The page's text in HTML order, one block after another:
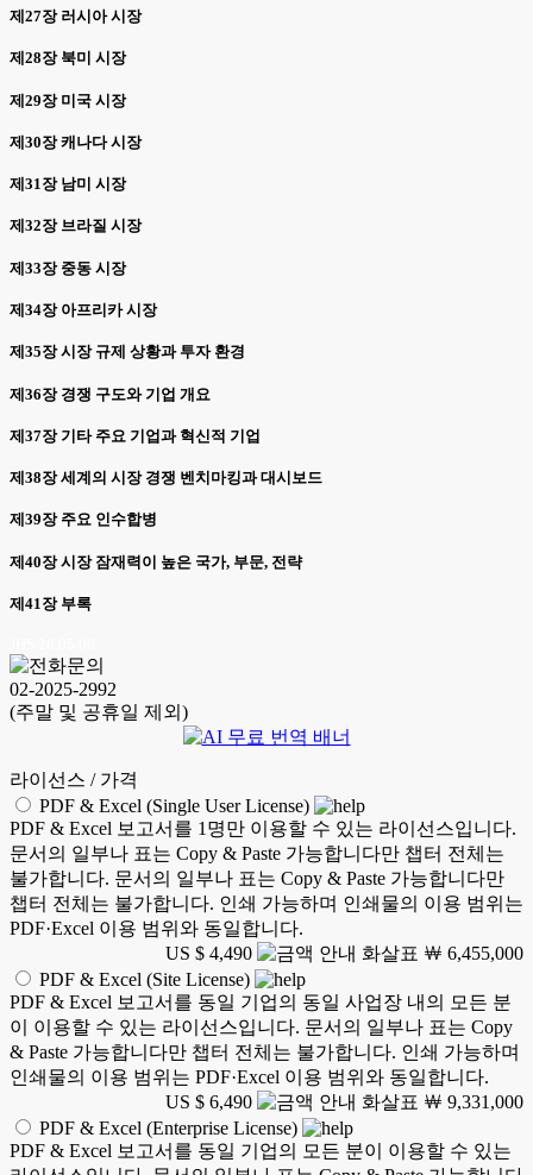
제27장 러시아 시장
제28장 북미 시장
제29장 미국 시장
제30장 캐나다 시장
제31장 남미 시장
제32장 브라질 시장
제33장 중동 시장
제34장 아프리카 시장
제35장 시장 규제 상황과 투자 환경
제36장 경쟁 구도와 기업 개요
제37장 기타 주요 기업과 혁신적 기업
제38장 세계의 시장 경쟁 벤치마킹과 대시보드
제39장 주요 인수합병
제40장 시장 잠재력이 높은 국가, 부문, 전략
제41장 부록
02-2025-2992
(주말 및 공휴일 제외)
라이선스 / 가격
PDF & Excel (Single User License)
PDF & Excel 보고서를 1명만 이용할 수 있는 라이선스입니다.
문서의 일부나 표는 Copy & Paste 가능합니다만 챕터 전체는
불가합니다. 문서의 일부나 표는 Copy & Paste 가능합니다만
챕터 전체는 불가합니다. 인쇄 가능하며 인쇄물의 이용 범위는
PDF·Excel 이용 범위와 동일합니다.
US $ 4,490
￦ 6,455,000
PDF & Excel (Site License)
PDF & Excel 보고서를 동일 기업의 동일 사업장 내의 모든 분
이 이용할 수 있는 라이선스입니다. 문서의 일부나 표는 Copy
& Paste 가능합니다만 챕터 전체는 불가합니다. 인쇄 가능하며
인쇄물의 이용 범위는 PDF·Excel 이용 범위와 동일합니다.
US $ 6,490
￦ 9,331,000
PDF & Excel (Enterprise License)
PDF & Excel 보고서를 동일 기업의 모든 분이 이용할 수 있는